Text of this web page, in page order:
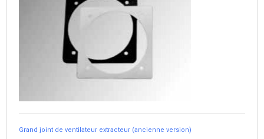
Grand joint de ventilateur extracteur (ancienne version)